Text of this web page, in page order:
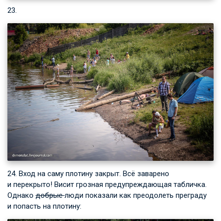
23.
24. Вход на саму плотину закрыт. Всё заварено
и перекрыто! Висит грозная предупреждающая табличка.
Однако добрыелюди показали как преодолеть преграду
и попасть на плотину: